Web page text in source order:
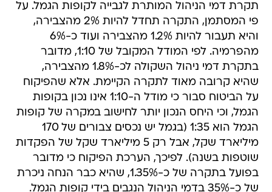
תקרת דמי הניהול המותרת לגבייה לקופות הגמל. על
פי המסתמן, התקרה תחדל להיות 2% מהצבירה,
והיא תעבור להיות 1.2% מהצבירה ועוד כ-6%
מהפרמיה. לפי המודל המקובל של 1:10, מדובר
בתקרת דמי ניהול השקולה לכ-1.8% מהצבירה,
שהיא קרובה מאוד לתקרה הקיימת. אלא שהפיקוח
על הביטוח סבור כי מודל ה-1:10 אינו נכון בקופות
הגמל, וכי היחס הנכון יותר לחישוב במקרה של קופות
הגמל הוא 1:35 (בגמל יש נכסים צבורים של 170
מיליארד שקל, אבל רק 5 מיליארד שקל של הפקדות
שוטפות בשנה). לפיכך, הערכת הפיקוח כי מדובר
בפועל בתקרה של כ-1.35%, שהיא כבר הנחה ניכרת
של כ-35% בדמי הניהול הנגבים בידי קופות הגמל.